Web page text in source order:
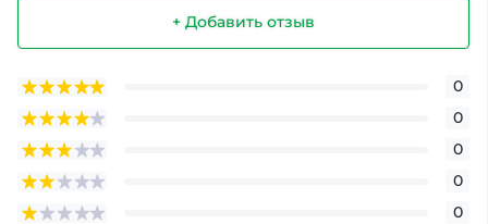
+ Добавить отзыв
0
0
0
0
0